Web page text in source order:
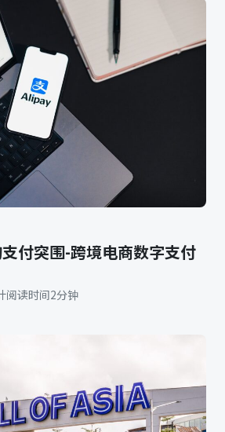
支付突围-跨境电商数字支付
阅读时间2分钟